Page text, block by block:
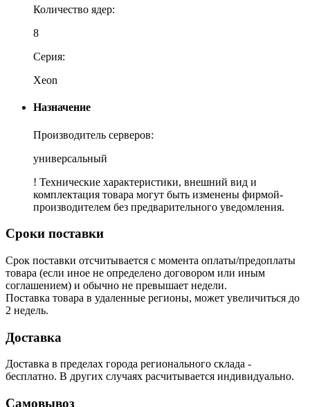
Количество ядер:
8
Серия:
Xeon
Назначение
Производитель серверов:
универсальный
! Технические характеристики, внешний вид и
комплектация товара могут быть изменены фирмой-
производителем без предварительного уведомления.
Сроки поставки
Срок поставки отсчитывается с момента оплаты/предоплаты
товара (если иное не определено договором или иным
соглашением) и обычно не превышает недели.
Поставка товара в удаленные регионы, может увеличиться до
2 недель.
Доставка
Доставка в пределах города регионального склада -
бесплатно. В других случаях расчитывается индивидуально.
Самовывоз